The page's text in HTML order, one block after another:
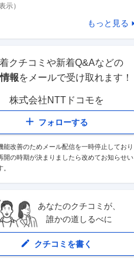
示）
もっと見る
クチコミや新着Q&Aなどの
報をメールで受け取れます！
株式会社NTTドコモを
フォローする
能改善のためメール配信を一時停止しており
開の時期が決まりましたら改めてお知らせい
あなたのクチコミが、
誰かの道しるべに
クチコミを書く